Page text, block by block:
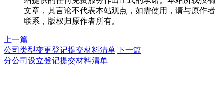
文章，其言论不代表本站观点，如需使用，请与原作者
联系，版权归原作者所有。
上一篇
公司类型变更登记提交材料清单 下一篇
分公司设立登记提交材料清单